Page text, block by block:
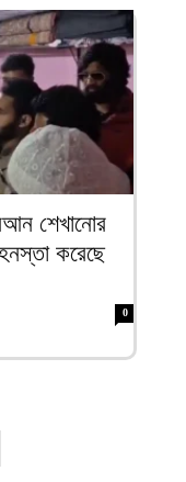
শেখানোর
করেছে
0